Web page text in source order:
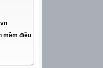
mềm điều